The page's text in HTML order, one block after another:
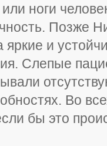
или ноги
Позже
яркие и
Слепые
Во
бы это